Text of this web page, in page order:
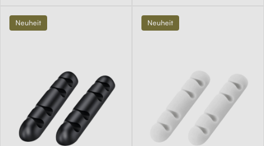
Neuheit Neuheit